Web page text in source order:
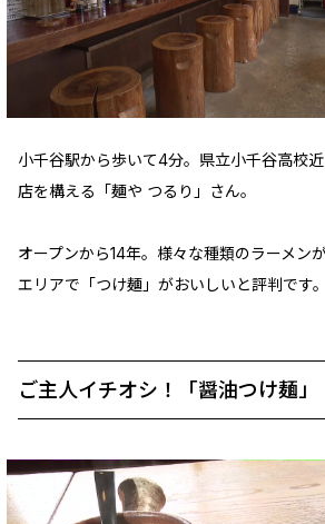
小千谷駅から歩いて4分。県立小千谷高校
店を構える「麺や つるり」さん。
オープンから14年。様々な種類のラーメン
エリアで「つけ麺」がおいしいと評判です。
ご主人イチオシ！「醤油つけ麺」